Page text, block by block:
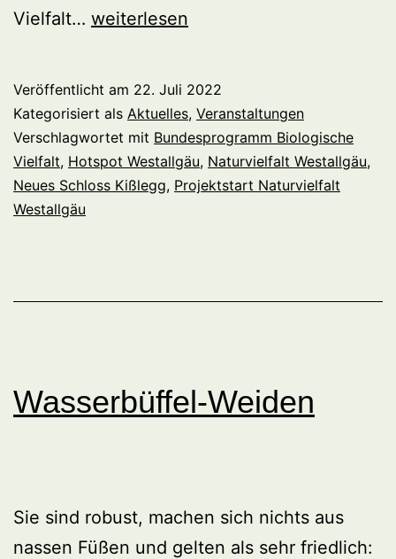
Vielfalt… Feierlicher
weiterlesen
Veröffentlicht am 22. Juli 2022
Kategorisiert als Aktuelles, Veranstaltungen
Verschlagwortet mit Bundesprogramm Biologische
Vielfalt, Hotspot Westallgäu, Naturvielfalt Westallgäu,
Neues Schloss Kißlegg, Projektstart Naturvielfalt
Westallgäu
Wasserbüffel-Weiden
Sie sind robust, machen sich nichts aus
nassen Füßen und gelten als sehr friedlich: